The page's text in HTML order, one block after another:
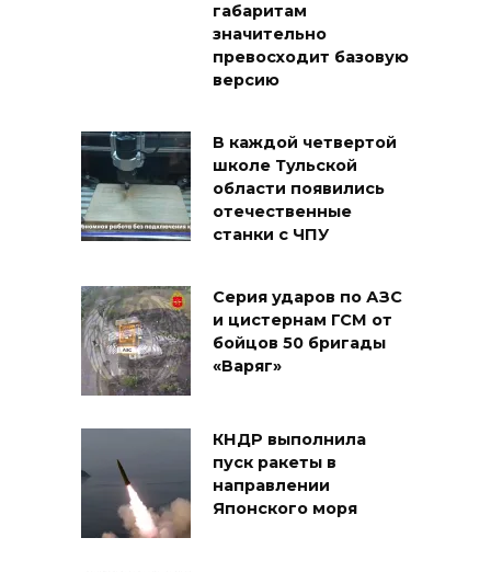
габаритам
значительно
превосходит базовую
версию
В каждой четвертой
школе Тульской
области появились
отечественные
станки с ЧПУ
Серия ударов по АЗС
и цистернам ГСМ от
бойцов 50 бригады
«Варяг»
КНДР выполнила
пуск ракеты в
направлении
Японского моря